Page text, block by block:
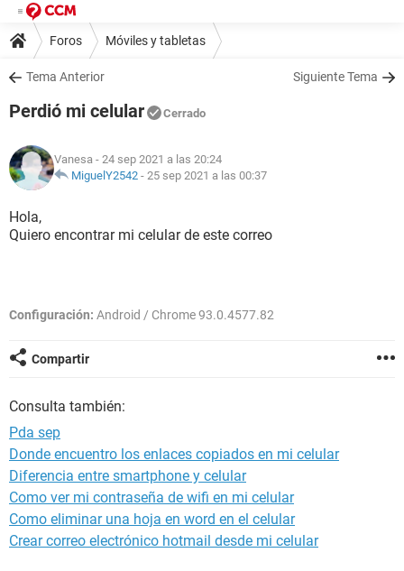
Foros Móviles y tabletas
Tema Anterior Siguiente Tema
Perdió mi celular Cerrado
Vanesa - 24 sep 2021 a las 20:24
MiguelY2542 - 25 sep 2021 a las 00:37
Hola,
Quiero encontrar mi celular de este correo
Configuración: Android / Chrome 93.0.4577.82
Compartir
Consulta también:
Pda sep
Donde encuentro los enlaces copiados en mi celular
Diferencia entre smartphone y celular
Como ver mi contraseña de wifi en mi celular
Como eliminar una hoja en word en el celular
Crear correo electrónico hotmail desde mi celular